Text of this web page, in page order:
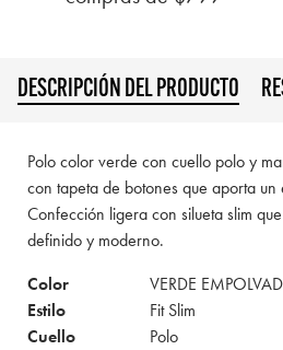
DESCRIPCIÓN DEL PRODUCTO
Polo color verde con cuello polo y
con tapeta de botones que aporta un
Confección ligera con silueta slim
definido y moderno.
Color
VERDE
Estilo
Fit Slim
Cuello
Polo